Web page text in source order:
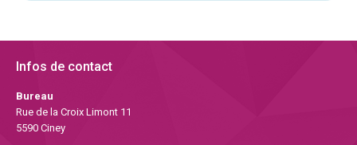
Infos de contact
Bureau
Rue de la Croix Limont 11
5590 Ciney